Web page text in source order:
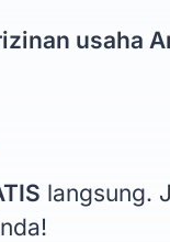
usaha
langsung.